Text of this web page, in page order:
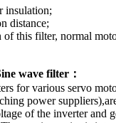
insulation;
distance;
this filter, normal
wave filter：
for various servo
power
of the inverter and